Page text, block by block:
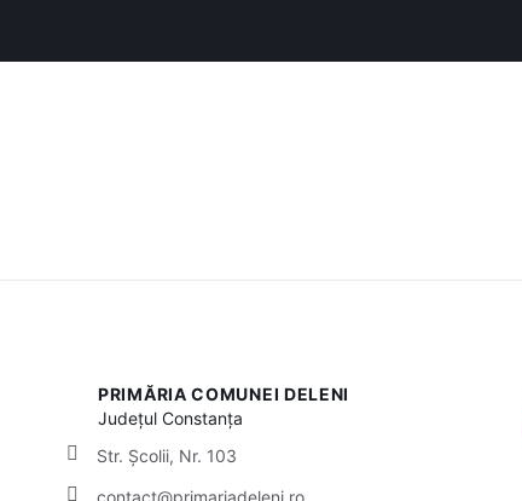
PRIMĂRIA COMUNEI DELENI
JudețulConstanța
Str. Școlii, Nr. 103
contact@primariadeleni.ro